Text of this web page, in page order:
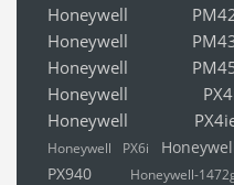
Honeywell
Honeywell
Honeywell
Honeywell
Honeywell
Honeywell PX6i
PX940
Honeywell-